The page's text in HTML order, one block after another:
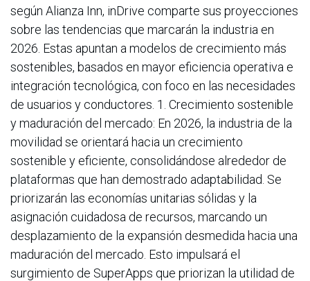
según Alianza Inn, inDrive comparte sus proyecciones
sobre las tendencias que marcarán la industria en
2026. Estas apuntan a modelos de crecimiento más
sostenibles, basados en mayor eficiencia operativa e
integración tecnológica, con foco en las necesidades
de usuarios y conductores. 1. Crecimiento sostenible
y maduración del mercado: En 2026, la industria de la
movilidad se orientará hacia un crecimiento
sostenible y eficiente, consolidándose alrededor de
plataformas que han demostrado adaptabilidad. Se
priorizarán las economías unitarias sólidas y la
asignación cuidadosa de recursos, marcando un
desplazamiento de la expansión desmedida hacia una
maduración del mercado. Esto impulsará el
surgimiento de SuperApps que priorizan la utilidad de